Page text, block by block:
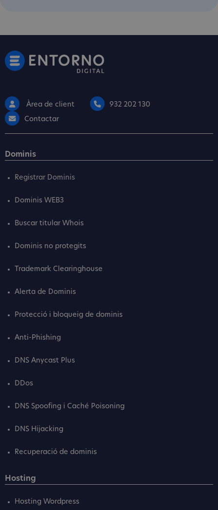
Àrea de client
932 202 130
Contactar
Dominis
Registrar Dominis
Dominis WEB3
Buscar titular Whois
Dominis no protegits
Trademark Clearinghouse
Alerta de Dominis
Protecció i bloqueig de dominis
Anti-Phishing
DNS Anycast Plus
DDos
DNS Spoofing i Caché Poisoning
DNS Hijacking
Recuperació de dominis
Hosting
Hosting Wordpress